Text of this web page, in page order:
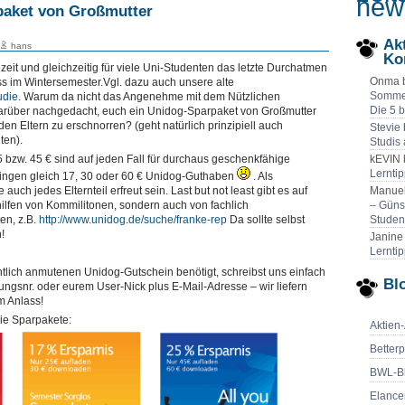
Onma
Die 5
Stevie
Studis
–
BWL-
von Großmutter
hans
und gleichzeitig für viele Uni-Studenten das letzte Durchatmen
im Wintersemester.Vgl. dazu auch unsere alte
. Warum da nicht das Angenehme mit dem Nützlichen
nachgedacht, euch ein Unidog-Sparpaket von Großmutter
Eltern zu erschnorren? (geht natürlich prinzipiell auch
bzw. 45 € sind auf jeden Fall für durchaus geschenkfähige
gleich 17, 30 oder 60 € Unidog-Guthaben
. Als
auch jedes Elternteil erfreut sein. Last but not least gibt es auf
von Kommilitonen, sondern auch von fachlich
z.B. http://www.unidog.de/suche/franke-rep Da sollte selbst
anmutenen Unidog-Gutschein benötigt, schreibst uns einfach
oder eurem User-Nick plus E-Mail-Adresse – wir liefern
Anlass!
Sparpakete: